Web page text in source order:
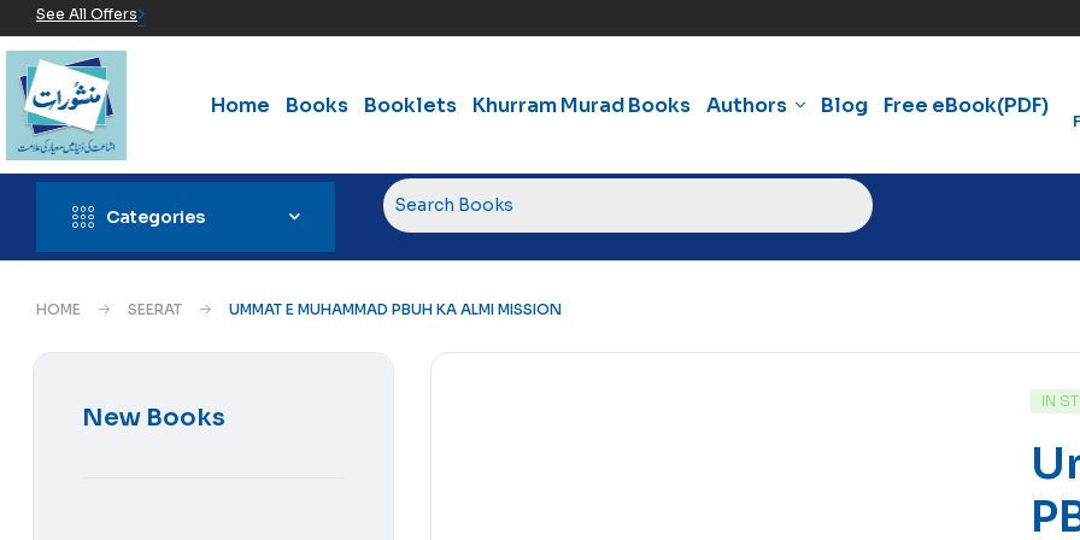
See All Offers
Home Books Booklets Khurram Murad Books Authors Blog Free eBook(PDF)
Categories
HOME SEERAT UMMAT E MUHAMMAD PBUH KA ALMI MISSION
IN
New Books